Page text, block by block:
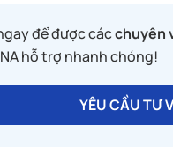
để được cácchuyên
hỗ trợ nhanh chóng!
YÊU CẦU TƯ